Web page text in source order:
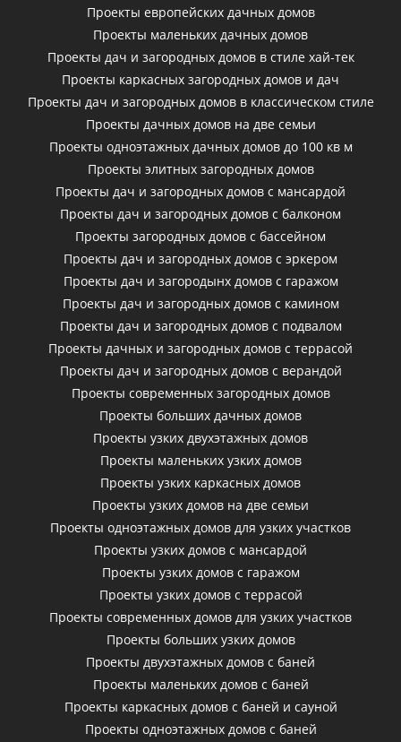
Проекты европейских дачных домов
Проекты маленьких дачных домов
Проекты дач и загородных домов в стиле хай-тек
Проекты каркасных загородных домов и дач
Проекты дач и загородных домов в классическом стиле
Проекты дачных домов на две семьи
Проекты одноэтажных дачных домов до 100 кв м
Проекты элитных загородных домов
Проекты дач и загородных домов с мансардой
Проекты дач и загородных домов с балконом
Проекты загородных домов с бассейном
Проекты дач и загородных домов с эркером
Проекты дач и загородынх домов с гаражом
Проекты дач и загородных домов с камином
Проекты дач и загородных домов с подвалом
Проекты дачных и загородных домов с террасой
Проекты дач и загородных домов с верандой
Проекты современных загородных домов
Проекты больших дачных домов
Проекты узких двухэтажных домов
Проекты маленьких узких домов
Проекты узких каркасных домов
Проекты узких домов на две семьи
Проекты одноэтажных домов для узких участков
Проекты узких домов с мансардой
Проекты узких домов с гаражом
Проекты узких домов с террасой
Проекты современных домов для узких участков
Проекты больших узких домов
Проекты двухэтажных домов с баней
Проекты маленьких домов с баней
Проекты каркасных домов c баней и сауной
Проекты одноэтажных домов с баней